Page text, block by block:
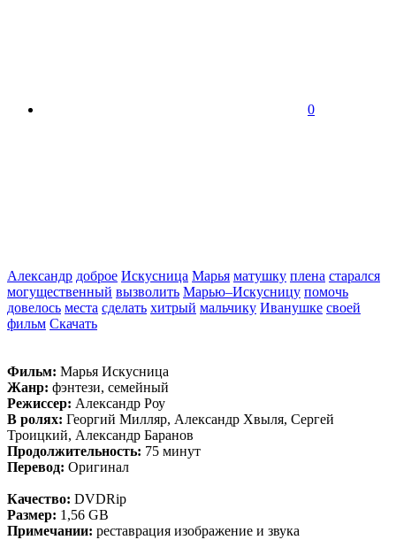
0
Александр доброе Искусница Марья матушку плена старался
могущественный вызволить Марью–Искусницу помочь
довелось места сделать хитрый мальчику Иванушке своей
фильм Скачать
Фильм: Марья Искусница
Жанр: фэнтези, семейный
Режиссер: Александр Роу
В ролях: Георгий Милляр, Александр Хвыля, Сергей
Троицкий, Александр Баранов
Продолжительность: 75 минут
Перевод: Оригинал
Качество: DVDRip
Размер: 1,56 GB
Примечании: реставрация изображение и звука